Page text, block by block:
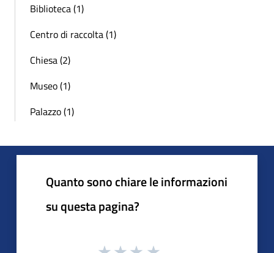
Biblioteca (1)
Centro di raccolta (1)
Chiesa (2)
Museo (1)
Palazzo (1)
Quanto sono chiare le informazioni
su questa pagina?